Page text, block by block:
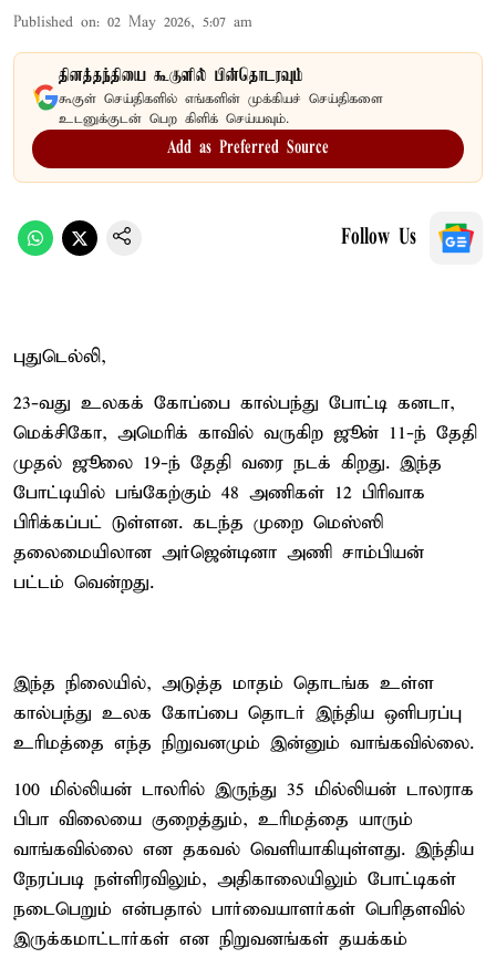
Published on: 02 May 2026, 5:07 am
தினத்தந்தியை கூகுளில் பின்தொடரவும்
கூகுள் செய்திகளில் எங்களின் முக்கியச் செய்திகளை
உடனுக்குடன் பெற கிளிக் செய்யவும்.
Add as Preferred Source
Follow Us
புதுடெல்லி,
23-வது உலகக் கோப்பை கால்பந்து போட்டி கனடா,
மெக்சிகோ, அமெரிக் காவில் வருகிற ஜூன் 11-ந் தேதி
முதல் ஜூலை 19-ந் தேதி வரை நடக் கிறது. இந்த
போட்டியில் பங்கேற்கும் 48 அணிகள் 12 பிரிவாக
பிரிக்கப்பட் டுள்ளன. கடந்த முறை மெஸ்ஸி
தலைமையிலான அர்ஜென்டினா அணி சாம்பியன்
பட்டம் வென்றது.
இந்த நிலையில், அடுத்த மாதம் தொடங்க உள்ள
கால்பந்து உலக கோப்பை தொடர் இந்திய ஒளிபரப்பு
உரிமத்தை எந்த நிறுவனமும் இன்னும் வாங்கவில்லை.
100 மில்லியன் டாலரில் இருந்து 35 மில்லியன் டாலராக
பிபா விலையை குறைத்தும், உரிமத்தை யாரும்
வாங்கவில்லை என தகவல் வெளியாகியுள்ளது. இந்திய
நேரப்படி நள்ளிரவிலும், அதிகாலையிலும் போட்டிகள்
நடைபெறும் என்பதால் பார்வையாளர்கள் பெரிதளவில்
இருக்கமாட்டார்கள் என நிறுவனங்கள் தயக்கம்